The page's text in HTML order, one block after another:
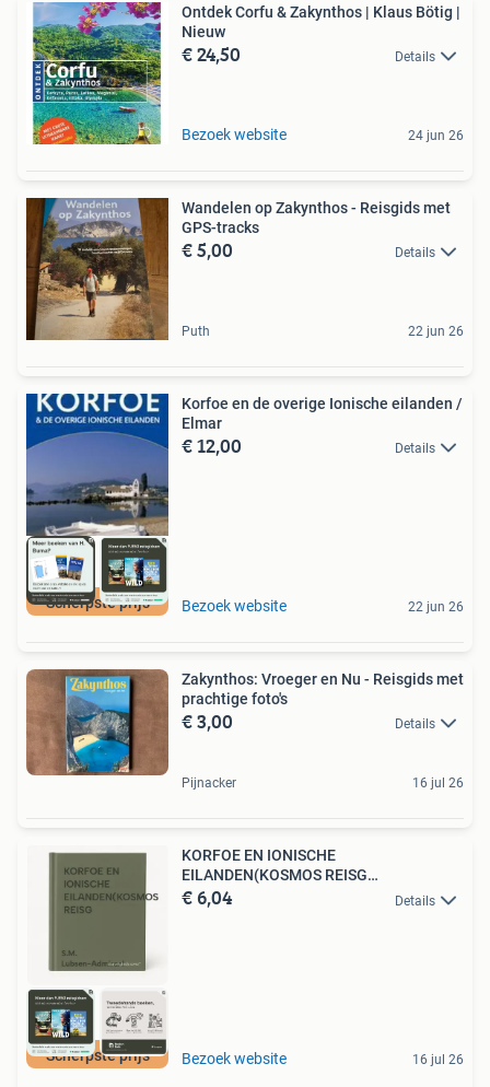
Ontdek Corfu & Zakynthos | Klaus Bötig |
Nieuw
€ 24,50 Details
Bezoek website 24 jun 26
Wandelen op Zakynthos - Reisgids met
GPS-tracks
€ 5,00 Details
Puth 22 jun 26
Scherpste prijs
Korfoe en de overige Ionische eilanden /
Elmar
€ 12,00 Details
Bezoek website 22 jun 26
Zakynthos: Vroeger en Nu - Reisgids met
prachtige foto's
€ 3,00 Details
Pijnacker 16 jul 26
Scherpste prijs
KORFOE EN IONISCHE
EILANDEN(KOSMOS REISG
9789021517544
€ 6,04 Details
Bezoek website 16 jul 26